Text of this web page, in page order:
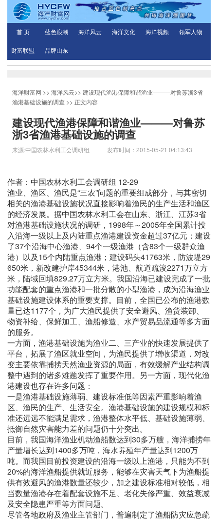
首 页 蓝色浪潮 海洋风云 海洋文化 海洋视频 领军人物
财富联盟 品牌山东
海洋财富网 >> 海洋风云>> 建设现代渔港保障和谐渔业———对鲁苏浙3省
渔港基础设施的调查 >> 正文内容
建设现代渔港保障和谐渔业———对鲁苏
浙3省渔港基础设施的调查
来源:中国农林水利工会调研组 发布时间：2015-05-21 04:13:43
作者：中国农林水利工会调研组 12-29
渔业、渔区、渔民是“三农”问题的重要组成部分，与其密切
相关的渔港基础设施状况直接影响着渔民的生产生活和渔区
的经济发展。据中国农林水利工会在山东、浙江、江苏3省
对渔港基础设施状况的调研，1998年～2005年全国累计投
入沿海一级以上及内陆重点渔港建设资金超过37亿元；建设
了37个沿海中心渔港、94个一级渔港（含83个一级群众渔
港）以及15个内陆重点渔港；建设码头41763米，防波堤29
650米，新改建护岸45344米，港池、航道疏浚2271万立方
米，陆域回填829.27万立方米。我国沿海已建设完成了一批
功能配套的重点渔港和一批分散的小型渔港，成为沿海渔业
基础设施建设体系的重要支撑。目前，全国已公布的渔港数
量已达1177个，为广大渔民提供了安全避风、渔货装卸、
物资补给、保鲜加工、渔船修造、水产贸易品流通等多方面
的服务。
一方面，渔港基础设施为渔业二、三产业的快速发展提供了
平台，拓展了渔区就业空间，为渔民提供了增收渠道，对改
变主要依靠捕捞天然渔业资源的局面，有效缓解产业结构调
整中遇到的诸多难题发挥了重要作用。另一方面，现代化渔
港建设也存在许多问题：
一是渔港基础设施薄弱、建设标准低等因素严重影响着渔
区、渔民的生产、生活安全。渔港基础设施的建设规模和标
准还远远不能满足需求，渔港整体水平低、基础设施薄弱、
抵御自然灾害能力差的问题仍十分突出。
目前，我国海洋渔业机动渔船数达到30多万艘，海洋捕捞年
产量增长达到1400多万吨，海水养殖年产量达到1200万
吨。而我国目前投资建设的沿海一级以上渔港，只能为不到
20%的海洋渔船提供就近服务，能够在灾害天气下为渔船提
供有效避风的渔港数量还较少，加之建设标准相对较低，相
当数量渔港存在着配套设施不足、老化失修严重、效益衰减
及安全隐患严重等方面问题。
尽管各地政府及渔业主管部门，普遍制定了渔船防灾应急疏